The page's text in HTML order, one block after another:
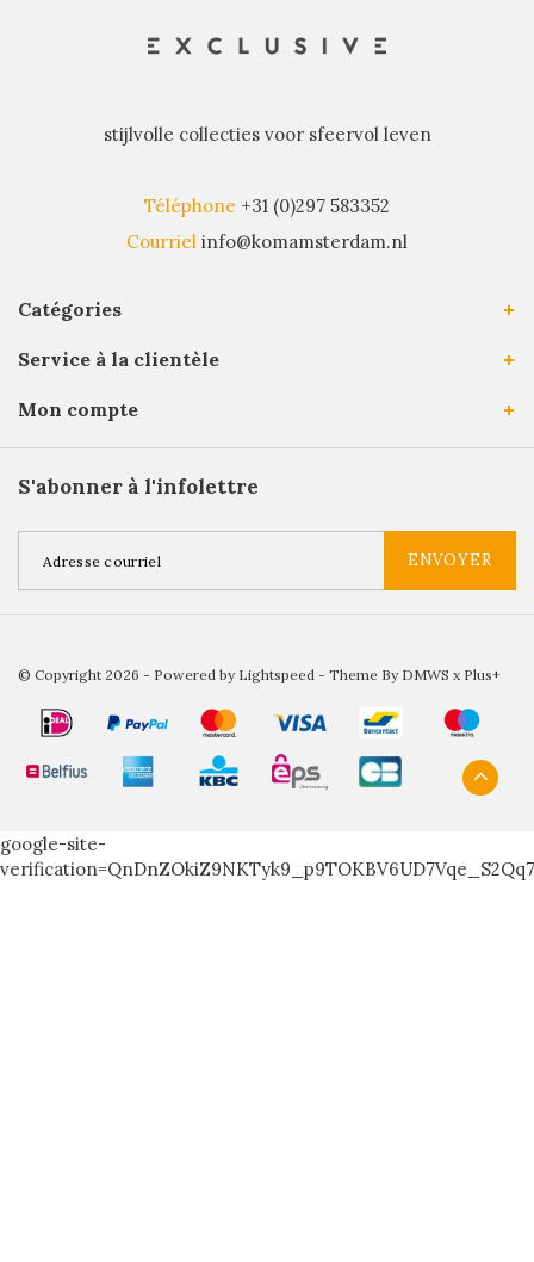
stijlvolle collecties voor sfeervol leven
Téléphone +31 (0)297 583352
Courriel info@komamsterdam.nl
Catégories
Service à la clientèle
Mon compte
S'abonner à l'infolettre
ENVOYER
© Copyright 2026 - Powered by Lightspeed - Theme By DMWS x Plus+
google-site-